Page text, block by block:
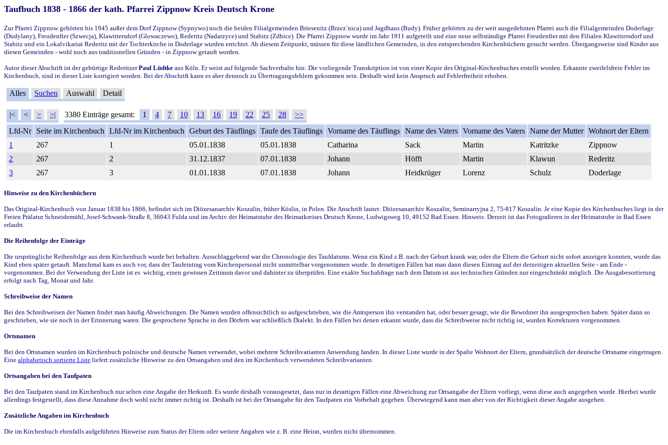
Taufbuch 1838 - 1866 der kath. Pfarrei Zippnow Kreis Deutsch Krone
Zur Pfarrei Zippnow gehörten bis 1945 außer dem Dorf Zippnow (Sypnywo) noch die beiden Filialgemeinden Briesenitz (Brzez`nica) und Jagdhaus (Budy). Früher gehörten zu der weit ausgedehnten Pfarrei auch die Filialgemeinden Doderlage
(Dudylany), Freudenfier (Szwecja), Klawittersdorf (Glowaczewo), Rederitz (Nadarzyce) und Stabitz (Zdbice). Die Pfarrei Zippnow wurde im Jahr 1911 aufgeteilt und eine neue selbständige Pfarrei Freudenfier mit den Filialen Klawittersdorf und
Stabitz und ein Lokalvikariat Rederitz mit der Tochterkirche in Doderlage wurden errichtet. Ab diesem Zeitpunkt, müssen für diese ländlichen Gemeinden, in den entsprechenden Kirchenbüchern gesucht werden. Übergangsweise sind Kinder aus
diesen Gemeinden - wohl noch aus traditionellen Gründen - in Zippnow getauft worden.
Autor dieser Abschrift ist der gebürtige RederitzerPaul Lüdtke aus Köln. Er weist auf folgende Sachverhalte hin: Die vorliegende Transkription ist von einer Kopie des Original-Kirchenbuches erstellt worden. Erkannte zweifelsfreie Fehler im
Kirchenbuch, sind in dieser Liste korrigiert worden. Bei der Abschrift kann es aber dennoch zu Übertragungsfehlern gekommen sein. Deshalb wird kein Anspruch auf Fehlerfreiheit erhoben.
Alles Suchen Auswahl Detail
|< < > >| 3380 Einträge gesamt: 1 4 7 10 13 16 19 22 25 28
>>
Lfd-Nr
Seite im Kirchenbuch Lfd-Nr im Kirchenbuch Geburt des Täuflings Taufe des Täuflings Vorname des Täuflings Name des Vaters Vorname des Vaters Name der Mutter Wohnort der Eltern
1
267 1 05.01.1838 05.01.1838 Catharina Sack Martin Katritzke
Zippnow
2
267 2 31.12.1837 07.01.1838 Johann Höfft Martin Klawun
Rederitz
3
267 3 01.01.1838 07.01.1838 Johann Heidkrüger Lorenz Schulz Doderlage
Hinweise zu den Kirchenbüchern
Das Original-Kirchenbuch von Januar 1838 bis 1866, befindet sich im Diözesanarchiv Koszalin, früher Köslin, in Polen. Die Anschrift lautet: Diözesanarchiv Koszalin, Seminarryjna 2, 75-817 Koszalin. Je eine Kopie des Kirchenbuches liegt in der
Freien Prälatur Schneidemühl, Josef-Schwank-Straße 8, 36043 Fulda und im Archiv der Heimatstube des Heimatkreises Deutsch Krone, Ludwigsweg 10, 49152 Bad Essen. Hinweis: Derzeit ist das Fotografieren in der Heimatstube in Bad Essen
erlaubt.
Die Reihenfolge der Einträge
Die ursprüngliche Reihenfolge aus dem Kirchenbuch wurde bei behalten. Ausschlaggebend war die Chronologie des Taufdatums. Wenn ein Kind z.B. nach der Geburt krank war, oder die Eltern die Geburt nicht sofort anzeigen konnten, wurde das
Kind eben später getauft. Manchmal kam es auch vor, dass der Taufeintrag vom Kirchenpersonal nicht unmittelbar vorgenommen wurde. In derartigen Fällen hat man dann diesen Eintrag auf der derzeitigen aktuellen Seite - am Ende -
vorgenommen. Bei der Verwendung der Liste ist es wichtig, einen gewissen Zeitraum davor und dahinter zu überprüfen. Eine exakte Suchabfrage nach dem Datum ist aus technischen Gründen nur eingeschränkt möglich. Die Ausgabesortierung
erfolgt nach Tag, Monat und Jahr.
Schreibweise der Namen
Bei den Schreibweisen der Namen findet man häufig Abweichungen. Die Namen wurden offensichtlich so aufgeschrieben, wie die Amtsperson ihn verstanden hat, oder besser gesagt, wie die Bewohner ihn ausgesprochen haben. Später dann so
geschrieben, wie sie noch in der Erinnerung waren. Die gesprochene Sprache in den Dörfern war schließlich Dialekt. In den Fällen bei denen erkannt wurde, dass die Schreibweise nicht richtig ist, wurden Korrekturen vorgenommen.
Ortsnamen
Bei den Ortsnamen wurden im Kirchenbuch polnische und deutsche Namen verwendet, wobei mehrere Schreibvarianten Anwendung fanden. In dieser Liste wurde in der Spalte Wohnort der Eltern, grundsätzlich der deutsche Ortsname eingetragen.
Eine alphabetisch sortierte Liste liefert zusätzliche Hinweise zu den Ortsangaben und den im Kirchenbuch verwendeten Schreibvarianten.
Ortsangaben bei den Taufpaten
Bei den Taufpaten stand im Kirchenbuch nur selten eine Angabe der Herkunft. Es wurde deshalb vorausgesetzt, dass nur in derartigen Fällen eine Abweichung zur Ortsangabe der Eltern vorliegt, wenn diese auch angegeben wurde. Hierbei wurde
allerdings festgestellt, dass diese Annahme doch wohl nicht immer richtig ist. Deshalb ist bei der Ortsangabe für den Taufpaten ein Vorbehalt gegeben. Überwiegend kann man aber von der Richtigkeit dieser Angabe ausgehen.
Zusätzliche Angaben im Kirchenbuch
Die im Kirchenbuch ebenfalls aufgeführten Hinweise zum Status der Eltern oder weitere Angaben wie z. B. eine Heirat, wurden nicht übernommen.